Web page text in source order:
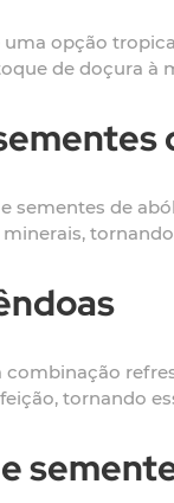
opção
de doçura à
sementes de
tornando